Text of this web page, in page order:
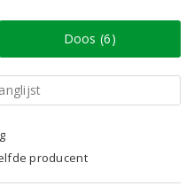
Doos (6)
producent